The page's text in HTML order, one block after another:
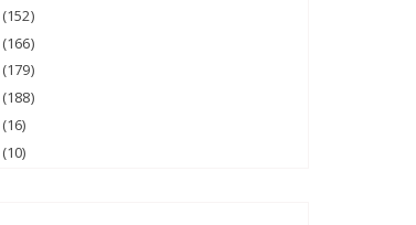
(152)
(166)
(179)
(188)
(16)
(10)